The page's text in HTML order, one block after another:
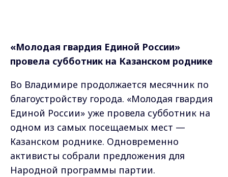
«Молодая гвардия Единой России»
провела субботник на Казанском роднике
Во Владимире продолжается месячник по
благоустройству города. «Молодая гвардия
Единой России» уже провела субботник на
одном из самых посещаемых мест —
Казанском роднике. Одновременно
активисты собрали предложения для
Народной программы партии.